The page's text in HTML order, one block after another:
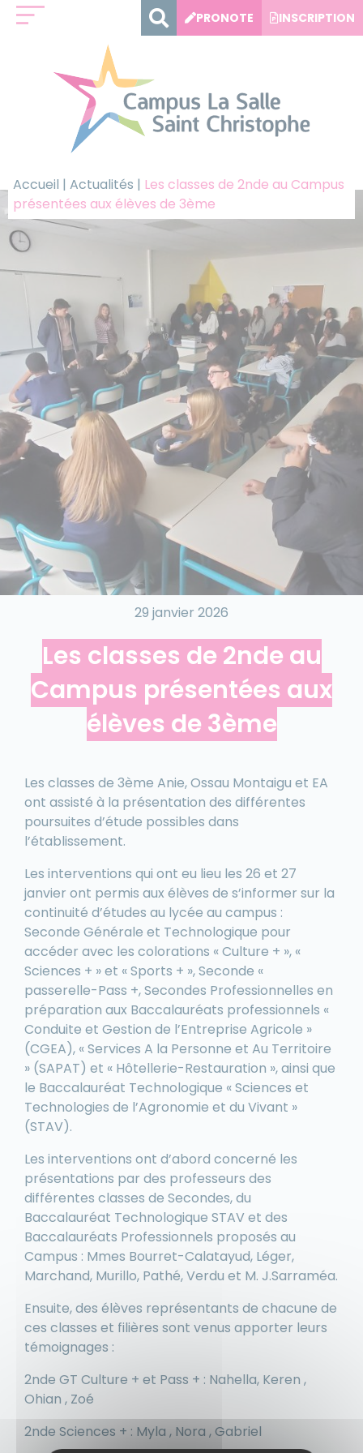
PRONOTE INSCRIPTION
Accueil | Actualités | Les classes de 2nde au Campus
présentées aux élèves de 3ème
29 janvier 2026
Les classes de 2nde au
Campus présentées aux
élèves de 3ème
Les classes de 3ème Anie, Ossau Montaigu et EA
ont assisté à la présentation des différentes
poursuites d’étude possibles dans
l’établissement.
Les interventions qui ont eu lieu les 26 et 27
janvier ont permis aux élèves de s’informer sur la
continuité d’études au lycée au campus :
Seconde Générale et Technologique pour
accéder avec les colorations « Culture + », «
Sciences + » et « Sports + », Seconde «
passerelle-Pass +, Secondes Professionnelles en
préparation aux Baccalauréats professionnels «
Conduite et Gestion de l’Entreprise Agricole »
(CGEA), « Services A la Personne et Au Territoire
» (SAPAT) et « Hôtellerie-Restauration », ainsi que
le Baccalauréat Technologique « Sciences et
Technologies de l’Agronomie et du Vivant »
(STAV).
Les interventions ont d’abord concerné les
présentations par des professeurs des
différentes classes de Secondes, du
Baccalauréat Technologique STAV et des
Baccalauréats Professionnels proposés au
Campus : Mmes Bourret-Calatayud, Léger,
Marchand, Murillo, Pathé, Verdu et M. J.Sarraméa.
Ensuite, des élèves représentants de chacune de
ces classes et filières sont venus apporter leurs
témoignages :
2nde GT Culture + et Pass + : Nahella, Keren ,
Ohian , Zoé
2nde Sciences + : Myla , Nora , Gabriel
Panneau de gestion des cookies